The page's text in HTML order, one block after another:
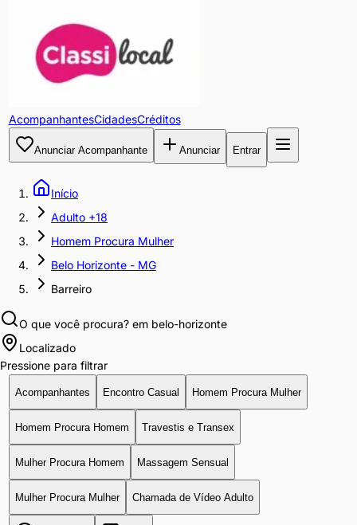
AcompanhantesCidadesCréditos
Anunciar Acompanhante Anunciar Entrar
Início
Adulto +18
Homem Procura Mulher
Belo Horizonte - MG
Barreiro
O que você procura? em belo-horizonte
Localizado
Pressione para filtrar
Acompanhantes Encontro Casual Homem Procura Mulher
Homem Procura Homem Travestis e Transex
Mulher Procura Homem Massagem Sensual
Mulher Procura Mulher Chamada de Vídeo Adulto